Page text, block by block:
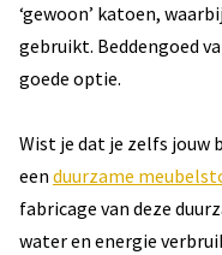
‘gewoon’ katoen,
gebruikt. Beddengoed
goede optie.
Wist je dat je zelfs
een duurzame
fabricage van deze
water en energie